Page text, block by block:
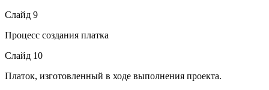
Слайд 9
Процесс создания платка
Слайд 10
Платок, изготовленный в ходе выполнения проекта.